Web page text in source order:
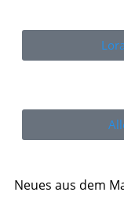
Neues aus dem